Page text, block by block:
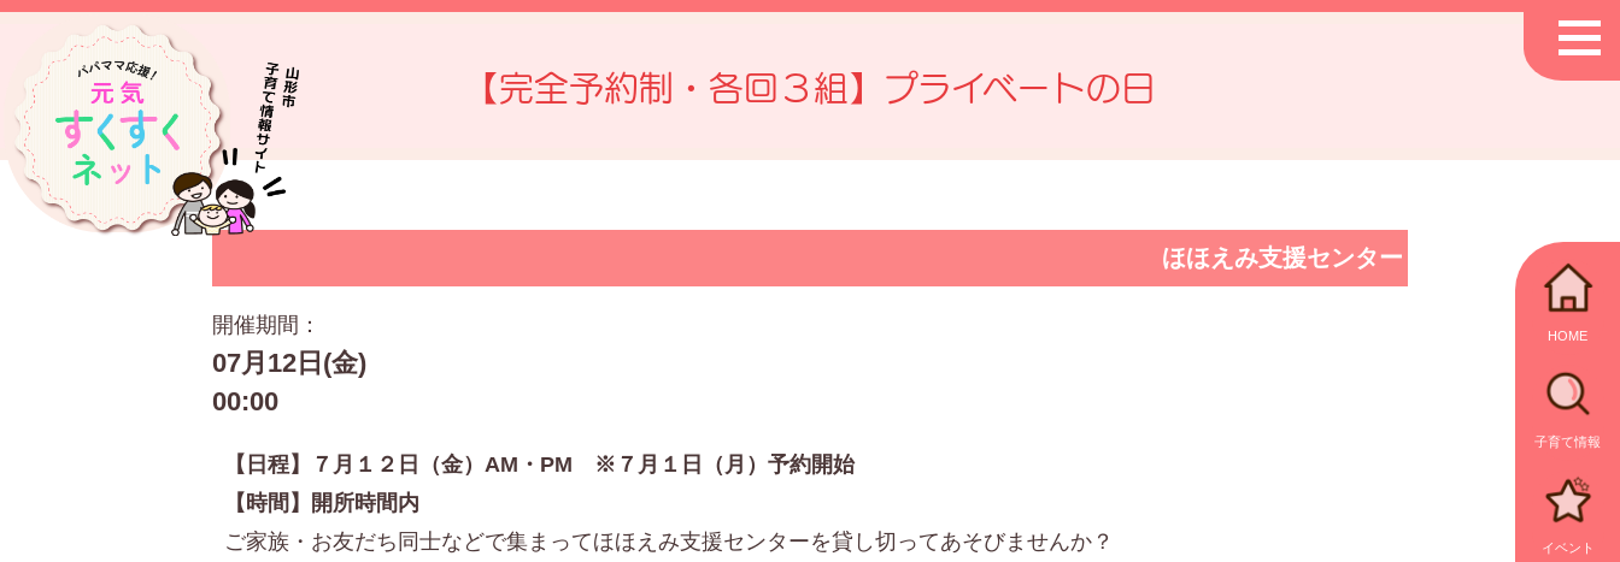
HOME
子育て情報
イベント
【完全予約制・各回３組】プライベートの日
ほほえみ支援センター
開催期間：
07月12日(金)
00:00
【日程】７月１２日（金）AM・PM ※７月１日（月）予約開始
【時間】開所時間内
ご家族・お友だち同士などで集まってほほえみ支援センターを貸し切ってあそびませんか？